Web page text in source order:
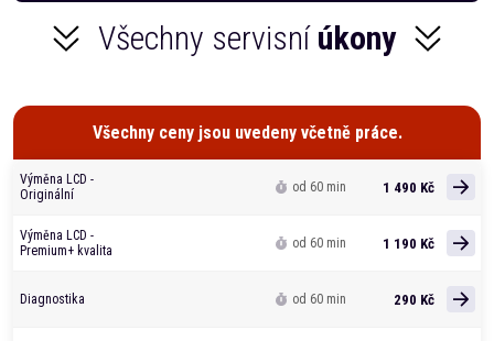
Všechny servisní úkony
Všechny ceny jsou uvedeny včetně práce.
Výměna LCD -
Originální
od 60 min 1 490 Kč
Výměna LCD -
Premium+ kvalita
od 60 min 1 190 Kč
Diagnostika od 60 min 290 Kč